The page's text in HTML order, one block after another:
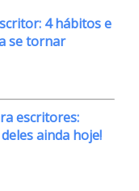
4 hábitos e
se tornar
escritores:
ainda hoje!